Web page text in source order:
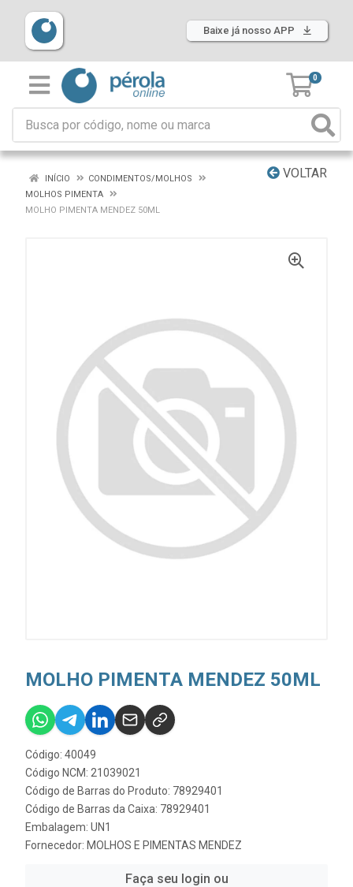
Baixe já nosso APP
0
VOLTAR
INÍCIO
CONDIMENTOS/MOLHOS
MOLHOS PIMENTA
MOLHO PIMENTA MENDEZ 50ML
MOLHO PIMENTA MENDEZ 50ML
Código: 40049
Código NCM: 21039021
Código de Barras do Produto: 78929401
Código de Barras da Caixa: 78929401
Embalagem: UN1
Fornecedor: MOLHOS E PIMENTAS MENDEZ
Faça seu login ou